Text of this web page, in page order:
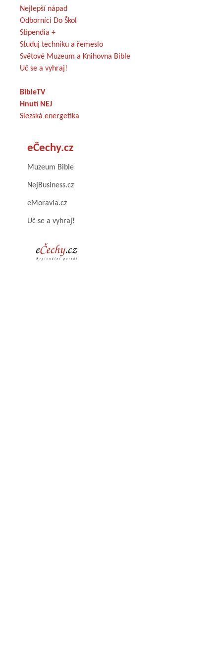
Nejlepší nápad
Odborníci Do Škol
Stipendia +
Studuj techniku a řemeslo
Světové Muzeum a Knihovna Bible
Uč se a vyhraj!
BibleTV
Hnutí NEJ
Slezská energetika
eČechy.cz
Muzeum Bible
NejBusiness.cz
eMoravia.cz
Uč se a vyhraj!